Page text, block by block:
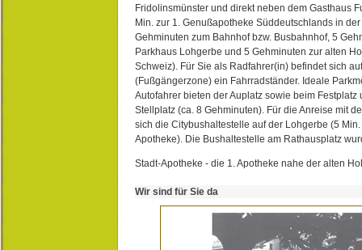
Fridolinsmünster und direkt neben dem Gasthaus
Min. zur 1. Genußapotheke Süddeutschlands in
Gehminuten zum Bahnhof bzw. Busbahnhof, 5
Parkhaus Lohgerbe und 5 Gehminuten zur alten
Schweiz). Für Sie als Radfahrer(in) befindet sich
(Fußgängerzone) ein Fahrradständer. Ideale
Autofahrer bieten der Auplatz sowie beim Festplatz
Stellplatz (ca. 8 Gehminuten). Für die Anreise mit
sich die Citybushaltestelle auf der Lohgerbe (5
Apotheke). Die Bushaltestelle am Rathausplatz
Stadt-Apotheke - die 1. Apotheke nahe der alten
Wir sind für Sie da